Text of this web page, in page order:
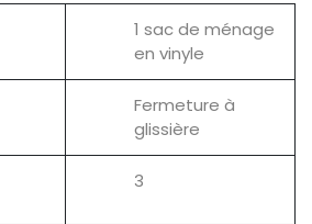
1 sac de ménage
en vinyle
Fermeture à
glissière
3